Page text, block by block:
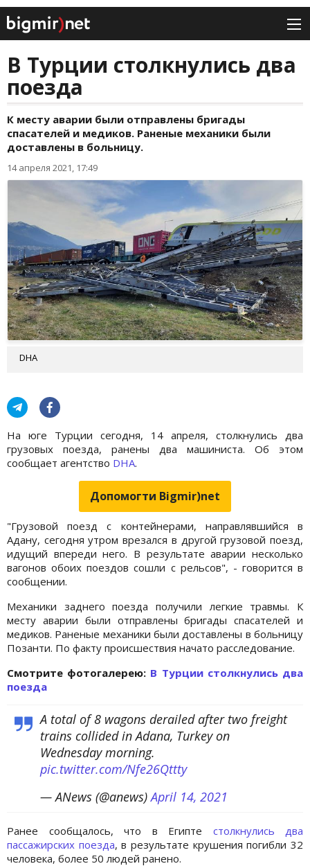
В Турции столкнулись два
поезда
К месту аварии были отправлены бригады
спасателей и медиков. Раненые механики были
доставлены в больницу.
14 апреля 2021, 17:49
DHA
На юге Турции сегодня, 14 апреля, столкнулись два
грузовых поезда, ранены два машиниста. Об этом
сообщает агентство DHA.
Допомогти Bigmir)net
"Грузовой поезд с контейнерами, направлявшийся в
Адану, сегодня утром врезался в другой грузовой поезд,
идущий впереди него. В результате аварии несколько
вагонов обоих поездов сошли с рельсов", - говорится в
сообщении.
Механики заднего поезда получили легкие травмы. К
месту аварии были отправлены бригады спасателей и
медиков. Раненые механики были доставлены в больницу
Позанти. По факту происшествия начато расследование.
Cмотрите фотогалерею: В Турции столкнулись два
поезда
A total of 8 wagons derailed after two freight
trains collided in Adana, Turkey on
Wednesday morning.
pic.twitter.com/Nfe26Qttty
— ANews (@anews)April 14, 2021
Ранее сообщалось, что в Египте столкнулись два
пассажирских поезда, в результате крушения погибли 32
человека, более 50 людей ранено.